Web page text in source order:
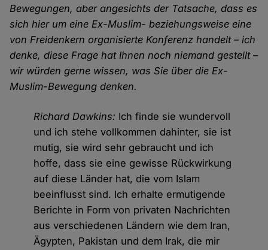
Bewegungen, aber angesichts der Tatsache, dass es
sich hier um eine Ex-Muslim- beziehungsweise eine
von Freidenkern organisierte Konferenz handelt – ich
denke, diese Frage hat Ihnen noch niemand gestellt –
wir würden gerne wissen, was Sie über die Ex-
Muslim-Bewegung denken.
Richard Dawkins: Ich finde sie wundervoll
und ich stehe vollkommen dahinter, sie ist
mutig, sie wird sehr gebraucht und ich
hoffe, dass sie eine gewisse Rückwirkung
auf diese Länder hat, die vom Islam
beeinflusst sind. Ich erhalte ermutigende
Berichte in Form von privaten Nachrichten
aus verschiedenen Ländern wie dem Iran,
Ägypten, Pakistan und dem Irak, die mir